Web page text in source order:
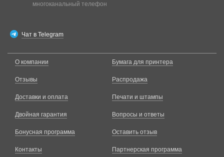
многоканальный телефон
Чат в Telegram
О компании
Отзывы
Доставки и оплата
Двойная гарантия
Бонусная программа
Контакты
Бумага для принтера
Распродажа
Печати и штампы
Вопросы и ответы
Оставить отзыв
Партнерская программа